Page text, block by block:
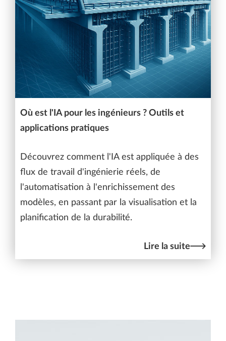
Où est l'IA pour les ingénieurs ? Outils et
applications pratiques
Découvrez comment l'IA est appliquée à des
flux de travail d'ingénierie réels, de
l'automatisation à l'enrichissement des
modèles, en passant par la visualisation et la
planification de la durabilité.
Lire la suite